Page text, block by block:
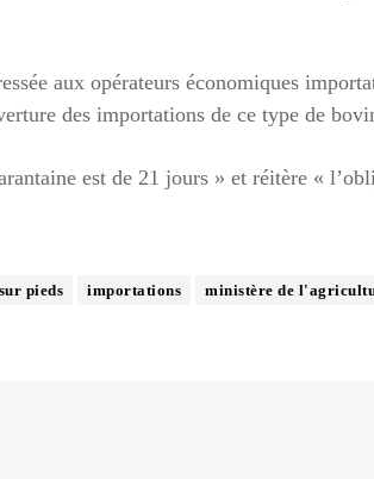
aux opérateurs économiques
des importations de ce type de
est de 21 jours » et réitère «
pieds importations ministère de